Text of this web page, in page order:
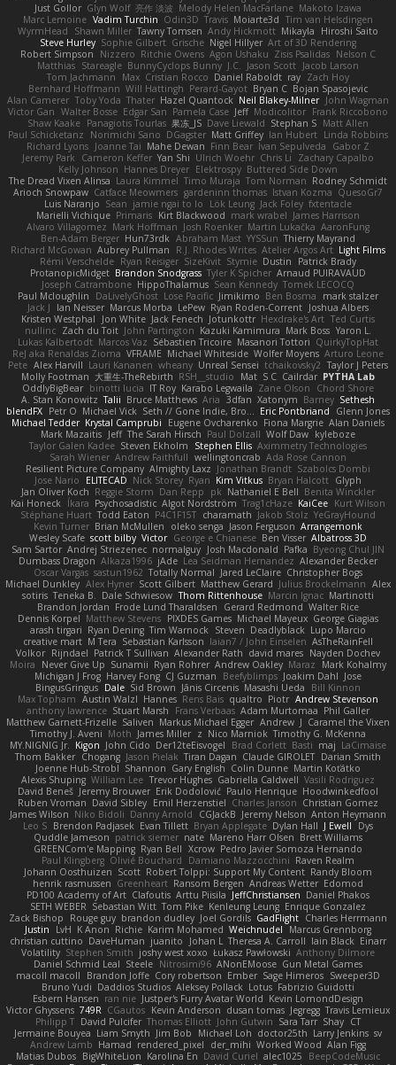
Just Gollor Glyn Wolf 亮作 淡波 Melody Helen MacFarlane Makoto Izawa
Marc Lemoine Vadim Turchin Odin3D Travis Moiarte3d Tim van Helsdingen
WyrmHead
Shawn Miller Tawny Tomsen Andy Hickmott Mikayla
Hiroshi Saito
Steve Hurley Sophie Gilbert Grische Nigel Hillyer Art of 3D Rendering
Robert Simpson
Nizzero Ritchie Owens Agon Ushaku Zisis Psalidas Nelson C
Matthias Stareagle BunnyCyclops Bunny J.C. Jason Scott Jacob Larson
Tom Jachmann
Max Cristian Rocco Daniel Raboldt ray Zach Hoy
Bernhard Hoffmann Will Hattingh Perard-Gayot Bryan C Bojan Spasojevic
Alan Camerer Toby Yoda Thater Hazel Quantock Neil Blakey-Milner John Wagman
Victor Gan Walter Bosse Edgar San Pamela Case Jeff Modicolitor Frank Riccobono
Shaw Kaake Panagiotis Tourlas 果冻_JS Dave Liewald Stephan S Matt Allen
Paul Schicketanz
Norimichi Sano DGagster Matt Griffey Ian Hubert Linda Robbins
Richard Lyons Joanne Tai Mahe Dewan Finn Bear Ivan Sepulveda
Gabor Z
Jeremy Park
Cameron Keffer Yan Shi Ulrich Woehr Chris Li
Zachary Capalbo
Kelly Johnson Hannes Dreyer Elektrospy Buttered Side Down
The Dread Vixen Alinsa Laura Kimmel Timo Muraja Tom Norman Rodney Schmidt
Arioch Snowpaw Catface Meowmers gardeninn thomas Istvan Kozma QuesoGr7
Luis Naranjo Sean jamie ngai to lo Lök Leung Jack Foley fxtentacle
Marielli Vichique Primaris Kirt Blackwood mark wrabel James Harrison
Alvaro Villagomez Mark Hoffman Josh Roenker Martin Lukačka AaronFung
Ben-Adam Berger Hun73rdk Abraham Mast YYSSun Thierry Mayrand
Richard McGowan Aubrey Pullman R.J. Rhodes Writes Atelier Argos Art Light Films
Rémi Verschelde Ryan Reisiger SizeKivit Stymie Dustin
Patrick Brady
ProtanopicMidget Brandon Snodgrass Tyler K Spicher Arnaud PUIRAVAUD
Joseph Catrambone HippoThalamus Sean Kennedy Tomek LECOCQ
Paul Mcloughlin
DaLivelyGhost Lose Pacific Jimikimo Ben Bosma
mark stalzer
Jack J
Ian Neisser Marcus Morba LePew Ryan Roden-Corrent Joshua Albers
Kristen Westphal
Jon White Jack Fenech Jotunkottr Hexdrake's Art Ted Curtis
nullinc Zach du Toit John Partington Kazuki Kamimura Mark Boss Yaron L.
Lukas Kalbertodt Marcos Vaz Sébastien Tricoire Masanori Tottori QuirkyTopHat
ReJ aka Renaldas Zioma VFRAME Michael Whiteside Wolfer Moyens Arturo Leone
Pete Alex Harvill Lauri Kananen wheany Unreal Sensei tchaikovsky2 Taylor J Peters
Molly Footman 大重生-TheRebirth RSH__studio Mat S C Cailrdar PYTHA Lab
OddlyBigBear binotti lucia IT Roy Karabo Legwaila Zane Olson
Chord Shore
A. Stan Konowitz Talii Bruce Matthews Aria 3dfan Xatonym Barney Sethesh
blendFX Petr O Michael Vick Seth // Gone Indie, Bro... Eric Pontbriand
Glenn Jones
Michael Tedder Krystal Camprubi Eugene Ovcharenko Fiona Margrie Alan Daniels
Mark Mazaitis Jeff The Sarah Hirsch Paul Dolzall Wolf Daw kyleboze
Taylor Galen Kadee Steven Ekholm Stephen Ellis Aximmetry Technologies
Sarah Wiener Andrew Faithfull wellingtoncrab Ada Rose Cannon
Resilient Picture Company Almighty Laxz Jonathan Brandt Szabolcs Dombi
Jose Nario
ELITECAD Nick Storey Ryan Kim Vitkus Bryan Halcott Glyph
Jan Oliver Koch Reggie Storm Dan Repp pk Nathaniel E Bell Benita Winckler
Kai Honeck Íkara Psychosadistic Algot Nordström Trag1cHaze KaiCee Kurt Wilson
Stéphane Huart Todd Eaton P4C1F15T charamath Jakob Stolz YeGrayHound
Kevin Turner Brian McMullen oleko senga Jason Ferguson Arrangemonk
Wesley Scafe scott bilby Victor George e Chianese Ben Visser Albatross 3D
Sam Sartor Andrej Striezenec normalguy Josh Macdonald Pafka Byeong Chul JIN
Dumbass Dragon Alkaza1996 jAde Lea Seidman Hernandez Alexander Becker
Oscar Vargas sastun1962 Totally Normal Jared LeClaire Christopher Bogs
Michael Dunkley Alex Hyner Scott Gilbert Matthew Gerard Julius Brockelmann Alex
sotiris Teneka B. Dale Schwiesow Thom Rittenhouse Marcin Ignac Martinotti
Brandon Jordan Frode Lund Tharaldsen Gerard Redmond Walter Rice
Dennis Korpel Matthew Stevens PIXDES Games Michael Mayeux George Giagias
arash tirgari Ryan Dening Tim Warnock Steven Deadlyblack Lupo Marcio
creative mart M Tera Sebastian Karlsson Iaian7 / John Einselen AsTheRainFell
Volkor Rijndael Patrick T Sullivan Alexander Rath david mares Nayden Dochev
Moira
Never Give Up Sunamii Ryan Rohrer Andrew Oakley Maraz
Mark Kohalmy
Michigan J Frog Harvey Fong CJ Guzman Beefyblimps Joakim Dahl Jose
BingusGringus Dale Sid Brown Jānis Circenis Masashi Ueda
Bill Kinnon
Max Topham Austin Walzl Hannes Rens Bais qualtro Piotr Andrew Stevenson
anthony lawrence Stuart Marsh Frans Verbaas Adam Murtomaa Phil Galler
Matthew Garnett-Frizelle Saliven Markus Michael Egger Andrew J Caramel the Vixen
Timothy J. Aveni Moth James Miller z Nico Marniok Timothy G. McKenna
MY.NIGNIG Jr. Kigon John Cido Der12teEisvogel Brad Corlett Basti maj LaCimaise
Thom Bakker Chogang Jason Pielak Tiran Dagan Claude GIROLET Darian Smith
Joenne Hub-Strobl Shannon Gary English Colin Dunne Martin Koťátko
Alexis Shuping William Lee Trevor Hughes Gabriella Caldwell Vasili Rodriguez
David Beneš Jeremy Brouwer Erik Dodolović Paulo Henrique Hoodwinkedfool
Ruben Vroman David Sibley Emil Herzenstiel Charles Janson Christian Gomez
James Wilson Niko Bidoli Danny Arnold CGJackB Jeremy Nelson Anton Heymann
Leo S Brendon Padjasek Evan Tillett Bryan Applegate Dylan Hall J Ewell
Dys
Quddle Jameson patrick siemer nate Mareno Harr Olsen Brett Williams
GREENCom'e Mapping Ryan Bell Xcrow Pedro Javier Somoza Hernando
Paul Klingberg Olivié Bouchard Damiano Mazzocchini Raven Realm
Johann Oosthuizen Scott Robert Tolppi: Support My Content Randy Bloom
henrik rasmussen Greenheart Ransom Bergen Andreas Wetter Edomod
PD100 Academy of Art Clafoutis Arttu Piisila JeffChristiansen Daniel Phakos
SETH WEBER Sebastian Witt Tom Pike Kenleung Leung Enrique Gonzalez
Zack Bishop
Rouge guy brandon dudley Joel Gordils GadFlight Charles Herrmann
Justin
LvH K Anon Richie Karim Mohamed Weichnudel
Marcus Grennborg
christian cuttino DaveHuman juanito Johan L Theresa A. Carroll Iain Black Einarr
Volatility Stephen Smith joshy west xoxo Łukasz Pawłowski Anthony Dilmore
Daniel Schmid Leal Steele Nitrosimi96 ANonEMoose Gun Metal Games
macoll macoll
Brandon Joffe Cory robertson Ember Sage Himeros Sweeper3D
Bruno Yudi Daddios Studios Aleksey Pollack Lotus Fabrizio Guidotti
Esbern Hansen ran nie Justper's Furry Avatar World Kevin LomondDesign
Victor Ghyssens 749R CGautos Kevin Anderson dusan tomas Jegregg Travis Lemieux
Philipp T David Pulcifer Thomas Elliott John Gutwin Sara Tarr Shay CT
Jermaine Bouyea Liam Smyth Jim Bob Michael Loh doctor25th Larry Jenkins sv
Andrew Lamb Hamad rendered_pixel der_mihi Worked Wood Alan Figg
Matias Dubos BigWhiteLion Karolina En David Curiel alec1025
BeepCodeMusic